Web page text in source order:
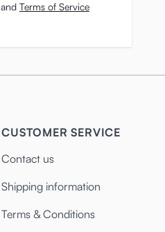
and Terms of Service
CUSTOMER SERVICE
Contact us
Shipping information
Terms & Conditions